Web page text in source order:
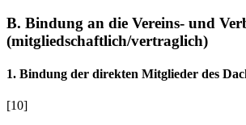
B. Bindung an die Vereins- und
(mitgliedschaftlich/vertraglich)
1. Bindung der direkten Mitglieder des
[10]